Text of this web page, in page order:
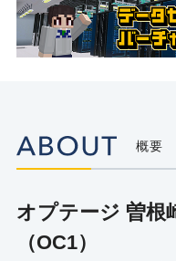
（OC1）でのIXサービス
2026年2月27日
インターネットマルチフ
関西への通信トラフィッ
大阪中心部に都市型コネ
BBIX株式会社によるオプ
概要
オプテージ 曽根
（OC1）